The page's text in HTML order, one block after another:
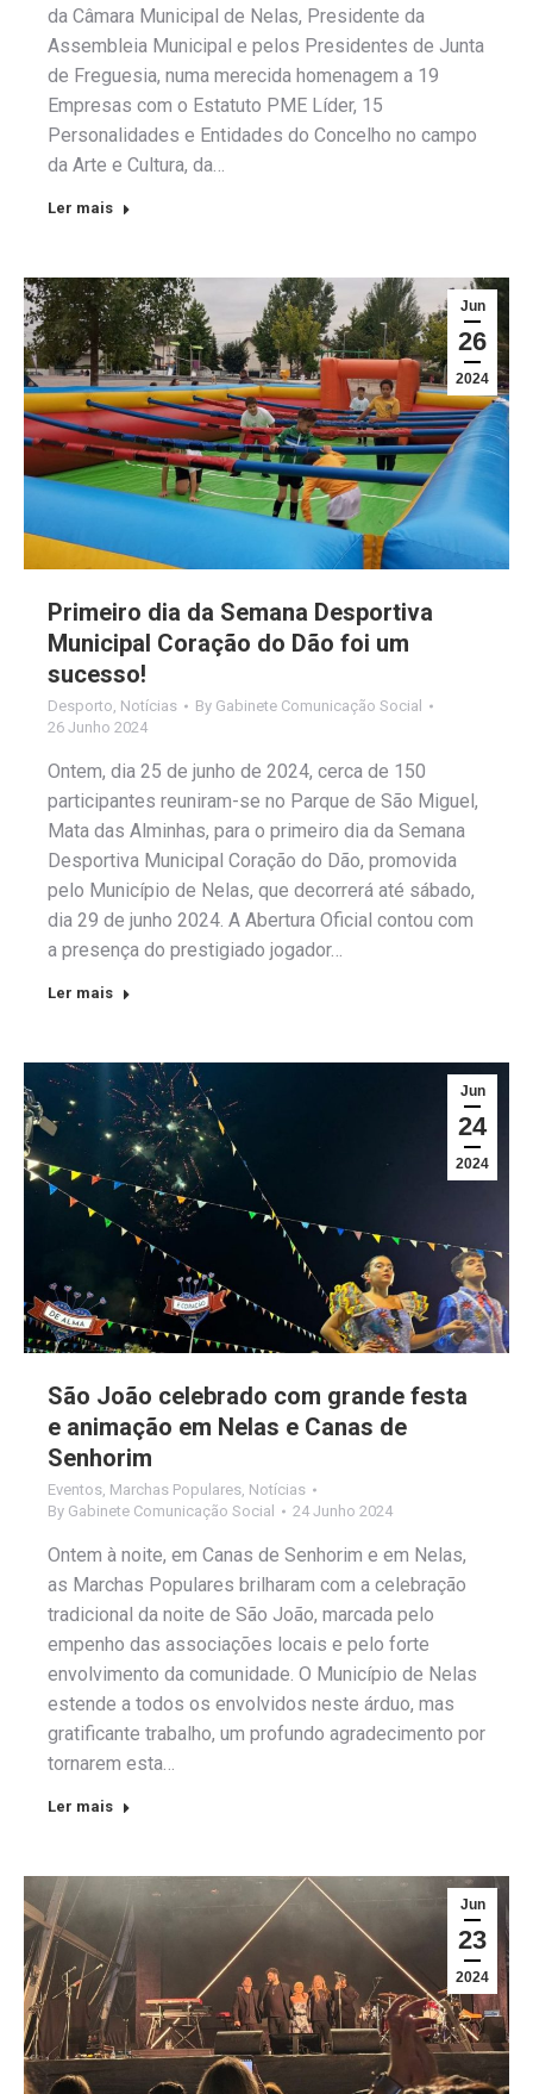
da Câmara Municipal de Nelas, Presidente da
Assembleia Municipal e pelos Presidentes de Junta
de Freguesia, numa merecida homenagem a 19
Empresas com o Estatuto PME Líder, 15
Personalidades e Entidades do Concelho no campo
da Arte e Cultura, da…
Ler mais
Jun
26
2024
Primeiro dia da Semana Desportiva
Municipal Coração do Dão foi um
sucesso!
Desporto Notícias By Gabinete Comunicação Social
26 Junho 2024
Ontem, dia 25 de junho de 2024, cerca de 150
participantes reuniram-se no Parque de São Miguel,
Mata das Alminhas, para o primeiro dia da Semana
Desportiva Municipal Coração do Dão, promovida
pelo Município de Nelas, que decorrerá até sábado,
dia 29 de junho 2024. A Abertura Oficial contou com
a presença do prestigiado jogador…
Ler mais
Jun
24
2024
São João celebrado com grande festa
e animação em Nelas e Canas de
Senhorim
Eventos, Marchas Populares, Notícias
By Gabinete Comunicação Social 24 Junho 2024
Ontem à noite, em Canas de Senhorim e em Nelas,
as Marchas Populares brilharam com a celebração
tradicional da noite de São João, marcada pelo
empenho das associações locais e pelo forte
envolvimento da comunidade. O Município de Nelas
estende a todos os envolvidos neste árduo, mas
gratificante trabalho, um profundo agradecimento por
tornarem esta…
Ler mais
Jun
23
2024